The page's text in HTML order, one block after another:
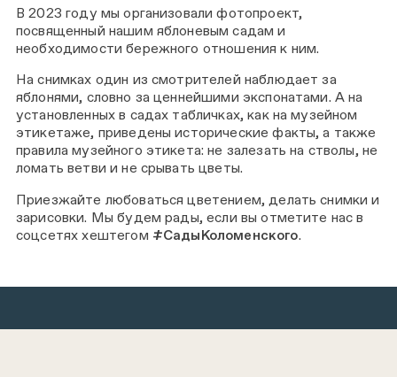
В 2023 году мы организовали фотопроект,
посвященный нашим яблоневым садам и
необходимости бережного отношения к ним.
На снимках один из смотрителей наблюдает за
яблонями, словно за ценнейшими экспонатами. А на
установленных в садах табличках, как на музейном
этикетаже, приведены исторические факты, а также
правила музейного этикета: не залезать на стволы, не
ломать ветви и не срывать цветы.
Приезжайте любоваться цветением, делать снимки и
зарисовки. Мы будем рады, если вы отметите нас в
соцсетях хештегом #СадыКоломенского.